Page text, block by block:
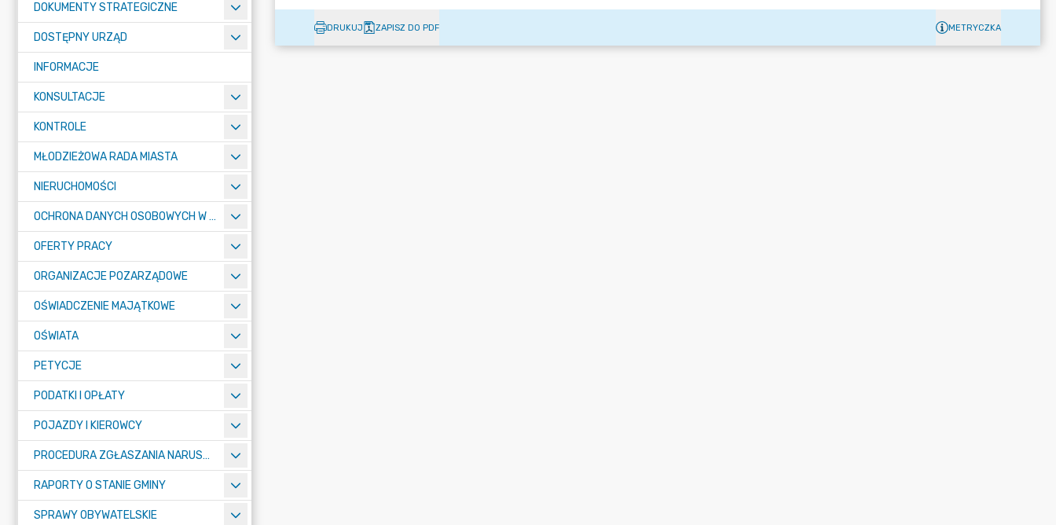
DOKUMENTY STRATEGICZNE
DOSTĘPNY URZĄD
INFORMACJE
KONSULTACJE
KONTROLE
MŁODZIEŻOWA RADA MIASTA
NIERUCHOMOŚCI
OCHRONA DANYCH OSOBOWYCH W URZĘDZIE MIASTA ŻORY - RODO
OFERTY PRACY
ORGANIZACJE POZARZĄDOWE
OŚWIADCZENIE MAJĄTKOWE
OŚWIATA
PETYCJE
PODATKI I OPŁATY
POJAZDY I KIEROWCY
PROCEDURA ZGŁASZANIA NARUSZEŃ PRAWA
RAPORTY O STANIE GMINY
SPRAWY OBYWATELSKIE
DRUKUJ ZAPISZ DO PDF METRYCZKA